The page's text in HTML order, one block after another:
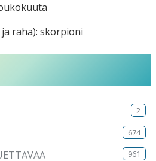
raha): skorpioni
2
674
961